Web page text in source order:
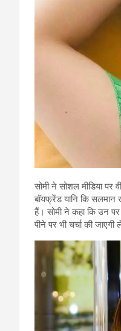
सोमी ने सोशल मीडिया पर
बॉयफ्रेंड यानि कि सलमान
हैं। सोमी ने कहा कि उन पर
पीने पर भी चर्चा की